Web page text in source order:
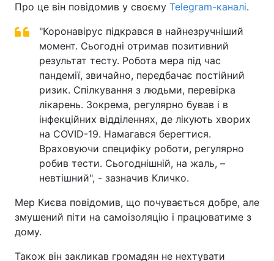
Про це він повідомив у своєму Telegram-каналі.
"Коронавірус підкрався в найнезручніший
момент. Сьогодні отримав позитивний
результат тесту. Робота мера під час
пандемії, звичайно, передбачає постійний
ризик. Спілкування з людьми, перевірка
лікарень. Зокрема, регулярно бував і в
інфекційних відділеннях, де лікують хворих
на COVID-19. Намагався берегтися.
Враховуючи специфіку роботи, регулярно
робив тести. Сьогоднішній, на жаль, –
невтішний", - зазначив Кличко.
Мер Києва повідомив, що почувається добре, але
змушений піти на самоізоляцію і працюватиме з
дому.
Також він закликав громадян не нехтувати